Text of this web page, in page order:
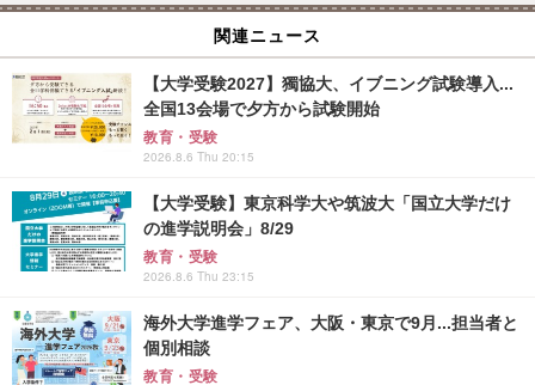
関連ニュース
【大学受験2027】獨協大、イブニング試験導入...
全国13会場で夕方から試験開始
教育・受験
2026.8.6 Thu 20:15
【大学受験】東京科学大や筑波大「国立大学だけ
の進学説明会」8/29
教育・受験
2026.8.6 Thu 23:15
海外大学進学フェア、大阪・東京で9月...担当者と
個別相談
教育・受験